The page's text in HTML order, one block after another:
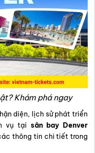
Khám phá ngay
diện, lịch sử phát triển
vụ tại sân bay Denver
thông tin chi tiết trong